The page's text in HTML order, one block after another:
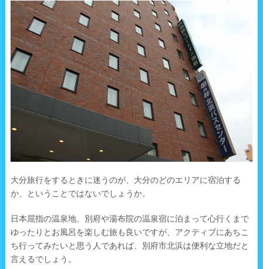
大分旅行をするときに迷うのが、大分のどのエリアに宿泊する
か、ということではないでしょうか。
日本屈指の温泉地、別府や湯布院の温泉宿に泊まって心行くまで
ゆったりとお風呂を楽しむ旅も良いですが、アクティブにあちこ
ち行ってみたいと思う人であれば、別府市北浜は便利な立地だと
言えるでしょう。